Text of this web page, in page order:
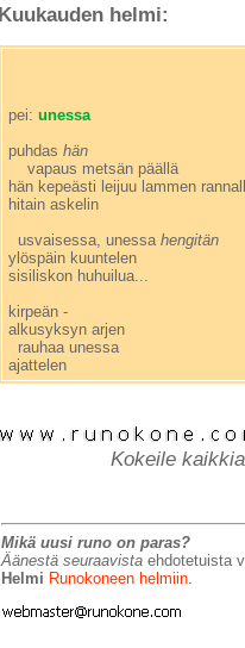
Kuukauden helmi:
pei: unessa
puhdas hän
vapaus metsän päällä
hän kepeästi leijuu lammen
hitain askelin
usvaisessa, unessa hengitän
ylöspäin kuuntelen
sisiliskon huhuilua...
kirpeän -
alkusyksyn arjen
rauhaa unessa
ajattelen
Kokeile kaikkia
Mikä uusi runo on paras?
Äänestä seuraavista ehdotetuista
Helmi Runokoneen helmiin